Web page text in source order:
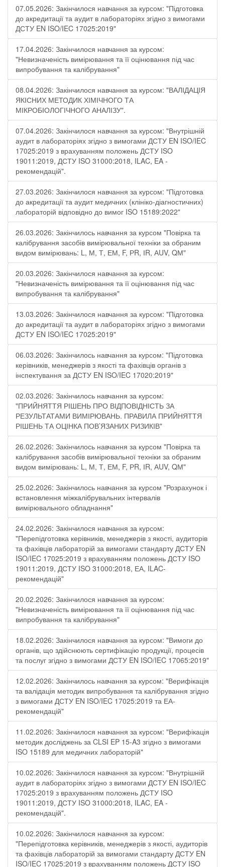
07.05.2026: Закінчилося навчання за курсом: "Підготовка
до акредитації та аудит в лабораторіях згідно з вимогами
ДСТУ EN ISO/IEC 17025:2019"
17.04.2026: Закінчилося навчання за курсом:
"Невизначеність вимірювання та її оцінювання під час
випробування та калібрування"
08.04.2026: Закінчилося навчання за курсом: "ВАЛІДАЦІЯ
ЯКІСНИХ МЕТОДИК ХІМІЧНОГО ТА
МІКРОБІОЛОГІЧНОГО АНАЛІЗУ".
07.04.2026: Закінчилося навчання за курсом: "Внутрішній
аудит в лабораторіях згідно з вимогами ДСТУ EN ISO/IEC
17025:2019 з врахуванням положень ДСТУ ISO
19011:2019, ДСТУ ISO 31000:2018, ILAC, EA -
рекомендацій".
27.03.2026: Закінчилося навчання за курсом: "Підготовка
до акредитації та аудит медичних (клініко-діагностичних)
лабораторій відповідно до вимог ISO 15189:2022"
26.03.2026: Закінчилось навчання за курсом "Повірка та
калібрування засобів вимірювальної техніки за обраним
видом вимірювань: L, М, Т, ЕМ, F, РR, ІR, АUV, QМ"
20.03.2026: Закінчилося навчання за курсом:
"Невизначеність вимірювання та її оцінювання під час
випробування та калібрування"
13.03.2026: Закінчилося навчання за курсом: "Підготовка
до акредитації та аудит в лабораторіях згідно з вимогами
ДСТУ EN ISO/IEC 17025:2019"
06.03.2026: Закінчилось навчання за курсом: "Підготовка
керівників, менеджерів з якості та фахівців органів з
інспектування за ДСТУ EN ISO/IEC 17020:2019"
02.03.2026: Закінчилось навчання за курсом:
"ПРИЙНЯТТЯ РІШЕНЬ ПРО ВІДПОВІДНІСТЬ ЗА
РЕЗУЛЬТАТАМИ ВИМІРЮВАНЬ. ПРАВИЛА ПРИЙНЯТТЯ
РІШЕНЬ ТА ОЦІНКА ПОВ’ЯЗАНИХ РИЗИКІВ"
26.02.2026: Закінчилось навчання за курсом "Повірка та
калібрування засобів вимірювальної техніки за обраним
видом вимірювань: L, М, Т, ЕМ, F, РR, ІR, АUV, QМ"
25.02.2026: Закінчилось навчання за курсом "Розрахунок і
встановлення міжкалібрувальних інтервалів
вимірювального обладнання"
24.02.2026: Закінчилося навчання за курсом:
"Перепідготовка керівників, менеджерів з якості, аудиторів
та фахівців лабораторій за вимогами стандарту ДСТУ EN
ISO/IEC 17025:2019 з врахуванням положень ДСТУ ISO
19011:2019, ДСТУ ISO 31000:2018, ЕА, ILAC-
рекомендацій"
20.02.2026: Закінчилося навчання за курсом:
"Невизначеність вимірювання та її оцінювання під час
випробування та калібрування"
18.02.2026: Закінчилося навчання за курсом: "Вимоги до
органів, що здійснюють сертифікацію продукції, процесів
та послуг згідно з вимогами ДСТУ EN ISO/IEC 17065:2019"
12.02.2026: Закінчилось навчання за курсом: "Верифікація
та валідація методик випробування та калібрування згідно
з вимогами ДСТУ EN ISO/IEC 17025:2019 та ЕА-
рекомендацій"
11.02.2026: Закінчилося навчання за курсом: "Верифікація
методик досліджень за CLSI EP 15-A3 згідно з вимогами
ISO 15189 для медичних лабораторій"
10.02.2026: Закінчилося навчання за курсом: "Внутрішній
аудит в лабораторіях згідно з вимогами ДСТУ EN ISO/IEC
17025:2019 з врахуванням положень ДСТУ ISO
19011:2019, ДСТУ ISO 31000:2018, ILAC, EA -
рекомендацій".
10.02.2026: Закінчилося навчання за курсом:
"Перепідготовка керівників, менеджерів з якості, аудиторів
та фахівців лабораторій за вимогами стандарту ДСТУ EN
ISO/IEC 17025:2019 з врахуванням положень ДСТУ ISO